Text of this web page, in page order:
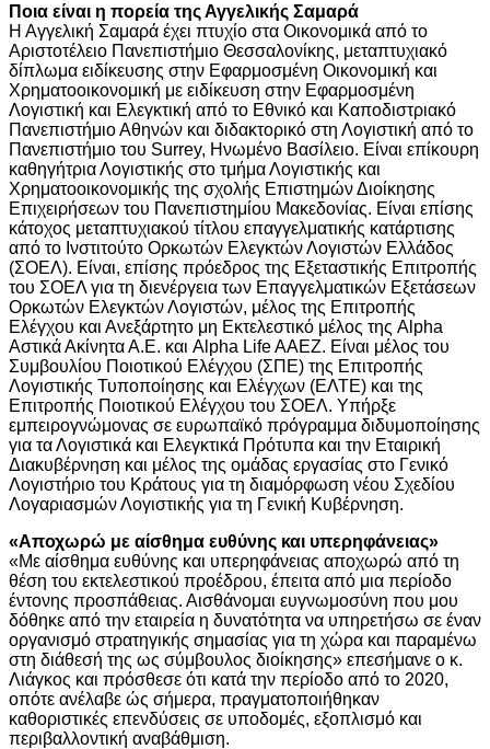
Ποια είναι η πορεία της Αγγελικής Σαμαρά
Η Αγγελική Σαμαρά έχει πτυχίο στα Οικονομικά από το
Αριστοτέλειο Πανεπιστήμιο Θεσσαλονίκης, μεταπτυχιακό
δίπλωμα ειδίκευσης στην Εφαρμοσμένη Οικονομική και
Χρηματοοικονομική με ειδίκευση στην Εφαρμοσμένη
Λογιστική και Ελεγκτική από το Εθνικό και Καποδιστριακό
Πανεπιστήμιο Αθηνών και διδακτορικό στη Λογιστική από το
Πανεπιστήμιο του Surrey, Ηνωμένο Βασίλειο. Είναι επίκουρη
καθηγήτρια Λογιστικής στο τμήμα Λογιστικής και
Χρηματοοικονομικής της σχολής Επιστημών Διοίκησης
Επιχειρήσεων του Πανεπιστημίου Μακεδονίας. Είναι επίσης
κάτοχος μεταπτυχιακού τίτλου επαγγελματικής κατάρτισης
από το Ινστιτούτο Ορκωτών Ελεγκτών Λογιστών Ελλάδος
(ΣΟΕΛ). Είναι, επίσης πρόεδρος της Εξεταστικής Επιτροπής
του ΣΟΕΛ για τη διενέργεια των Επαγγελματικών Εξετάσεων
Ορκωτών Ελεγκτών Λογιστών, μέλος της Επιτροπής
Ελέγχου και Ανεξάρτητο μη Εκτελεστικό μέλος της Alpha
Αστικά Ακίνητα Α.Ε. και Alpha Life AAEZ. Είναι μέλος του
Συμβουλίου Ποιοτικού Ελέγχου (ΣΠΕ) της Επιτροπής
Λογιστικής Τυποποίησης και Ελέγχων (ΕΛΤΕ) και της
Επιτροπής Ποιοτικού Ελέγχου του ΣΟΕΛ. Υπήρξε
εμπειρογνώμονας σε ευρωπαϊκό πρόγραμμα διδυμοποίησης
για τα Λογιστικά και Ελεγκτικά Πρότυπα και την Εταιρική
Διακυβέρνηση και μέλος της ομάδας εργασίας στο Γενικό
Λογιστήριο του Κράτους για τη διαμόρφωση νέου Σχεδίου
Λογαριασμών Λογιστικής για τη Γενική Κυβέρνηση.
«Αποχωρώ με αίσθημα ευθύνης και υπερηφάνειας»
«Με αίσθημα ευθύνης και υπερηφάνειας αποχωρώ από τη
θέση του εκτελεστικού προέδρου, έπειτα από μια περίοδο
έντονης προσπάθειας. Αισθάνομαι ευγνωμοσύνη που μου
δόθηκε από την εταιρεία η δυνατότητα να υπηρετήσω σε έναν
οργανισμό στρατηγικής σημασίας για τη χώρα και παραμένω
στη διάθεσή της ως σύμβουλος διοίκησης» επεσήμανε ο κ.
Λιάγκος και πρόσθεσε ότι κατά την περίοδο από το 2020,
οπότε ανέλαβε ώς σήμερα, πραγματοποιήθηκαν
καθοριστικές επενδύσεις σε υποδομές, εξοπλισμό και
περιβαλλοντική αναβάθμιση.